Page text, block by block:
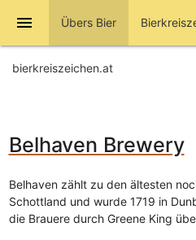
menu Übers Bier
bierkreiszeichen.at
Belhaven Brewery
Belhaven zählt zu den ältesten
Schottland und wurde 1719 in
die Brauere durch Greene King